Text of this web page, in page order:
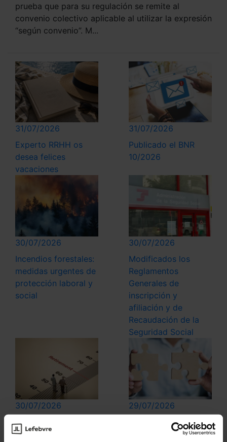
prueba que para su regulación se remite al
convenio colectivo aplicable al utilizar la expresión
“según convenio”. M...
31/07/2026
Experto RRHH os
desea felices
vacaciones
31/07/2026
Publicado el BNR
10/2026
30/07/2026
Incendios forestales:
medidas urgentes de
protección laboral y
social
30/07/2026
Modificados los
Reglamentos
Generales de
inscripción y
afiliación y de
Recaudación de la
Seguridad Social
30/07/2026
Nuevas patologías
para la anticipación
29/07/2026
Cálculo de la
retribución variable: